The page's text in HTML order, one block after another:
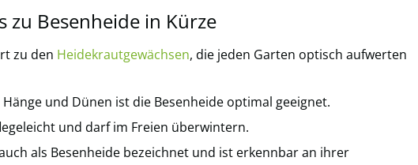
zu Besenheide in Kürze
zu den Heidekrautgewächsen, die jeden Garten optisch aufwerten
und Dünen ist die Besenheide optimal geeignet.
und darf im Freien überwintern.
als Besenheide bezeichnet und ist erkennbar an ihrer